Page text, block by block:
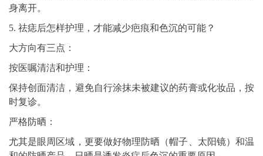
身离开。
5. 祛痣后怎样护理，才能减少疤痕和色沉的可能？
大方向有三点：
按医嘱清洁和护理：
保持创面清洁，避免自行涂抹未被建议的药膏或化妆品，按
时复诊。
严格防晒：
尤其是眼周区域，更要做好物理防晒（帽子、太阳镜）和温